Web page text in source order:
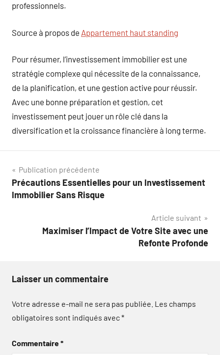
professionnels.
Source à propos de Appartement haut standing
Pour résumer, l’investissement immobilier est une
stratégie complexe qui nécessite de la connaissance,
de la planification, et une gestion active pour réussir.
Avec une bonne préparation et gestion, cet
investissement peut jouer un rôle clé dans la
diversification et la croissance financière à long terme.
Navigation
de
Publication précédente
Précautions Essentielles pour un Investissement
Immobilier Sans Risque
Article suivant
Maximiser l’Impact de Votre Site avec une
Refonte Profonde
Laisser un commentaire
Votre adresse e-mail ne sera pas publiée. Les champs
obligatoires sont indiqués avec*
Commentaire*